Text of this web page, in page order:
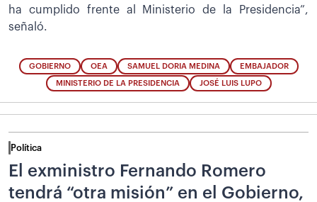
ha cumplido frente al Ministerio de la Presidencia”,
señaló.
GOBIERNO OEA SAMUEL DORIA MEDINA EMBAJADOR
MINISTERIO DE LA PRESIDENCIA JOSÉ LUIS LUPO
Política
El exministro Fernando Romero
tendrá “otra misión” en el Gobierno,